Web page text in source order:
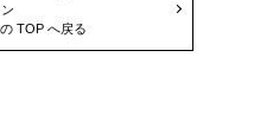
ン
TOP へ戻る